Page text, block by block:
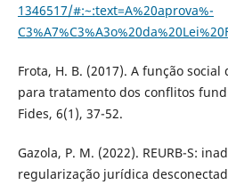
1346517/#:~:text=A%20aprova%-
Frota, H. B. (2017). A função
para tratamento dos conflitos
Fides, 6(1), 37-52.
Gazola, P. M. (2022). REURB-S:
regularização jurídica